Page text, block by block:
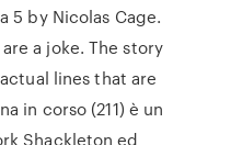
5 by Nicolas Cage.
a joke. The story
lines that are
in corso (211) è un
Shackleton ed